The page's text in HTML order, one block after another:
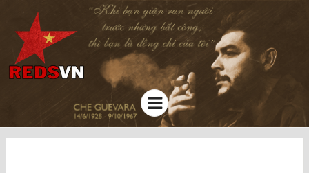
Kênh chia sẻ tri thức cộng đồng
Menu